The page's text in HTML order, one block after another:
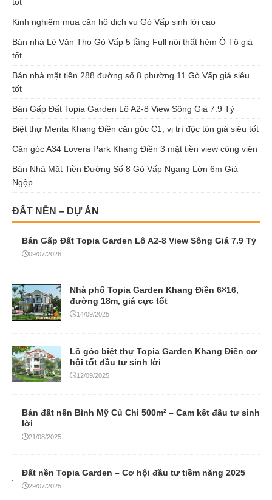
Kinh nghiệm mua căn hộ dịch vụ Gò Vấp sinh lời cao
Bán nhà Lê Văn Thọ Gò Vấp 5 tầng Full nội thất hẻm Ô Tô giá
tốt
Bán nhà mặt tiền 288 đường số 8 phường 11 Gò Vấp giá siêu
tốt
Bán Gấp Đất Topia Garden Lô A2-8 View Sông Giá 7.9 Tỷ
Biệt thự Merita Khang Điền căn góc C1, vị trí độc tôn giá siêu tốt
Căn góc A34 Lovera Park Khang Điền 3 mặt tiền view công viên
Bán Nhà Mặt Tiền Đường Số 8 Gò Vấp Ngang Lớn 6m Giá
Ngộp
ĐẤT NỀN – DỰ ÁN
Bán Gấp Đất Topia Garden Lô A2-8 View Sông Giá 7.9 Tỷ
09/07/2026
Nhà phố Topia Garden Khang Điền 6×16,
đường 18m, giá cực tốt
14/09/2025
Lô góc biệt thự Topia Garden Khang Điền cơ
hội tốt đầu tư sinh lời
12/09/2025
Bán đất nền Bình Mỹ Củ Chi 500m² – Cam kết đầu tư sinh
lời
21/08/2025
Đất nền Topia Garden – Cơ hội đầu tư tiềm năng 2025
29/07/2025